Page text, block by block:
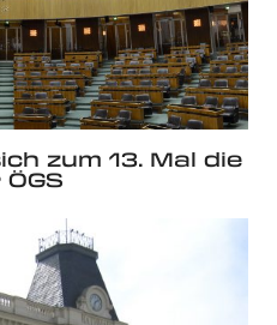
zum 13. Mal die